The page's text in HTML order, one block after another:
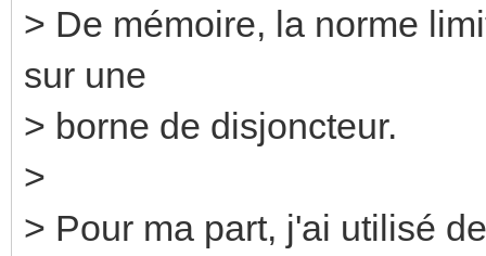
> De mémoire, la norme
sur une
> borne de disjoncteur.
>
> Pour ma part, j'ai utilisé